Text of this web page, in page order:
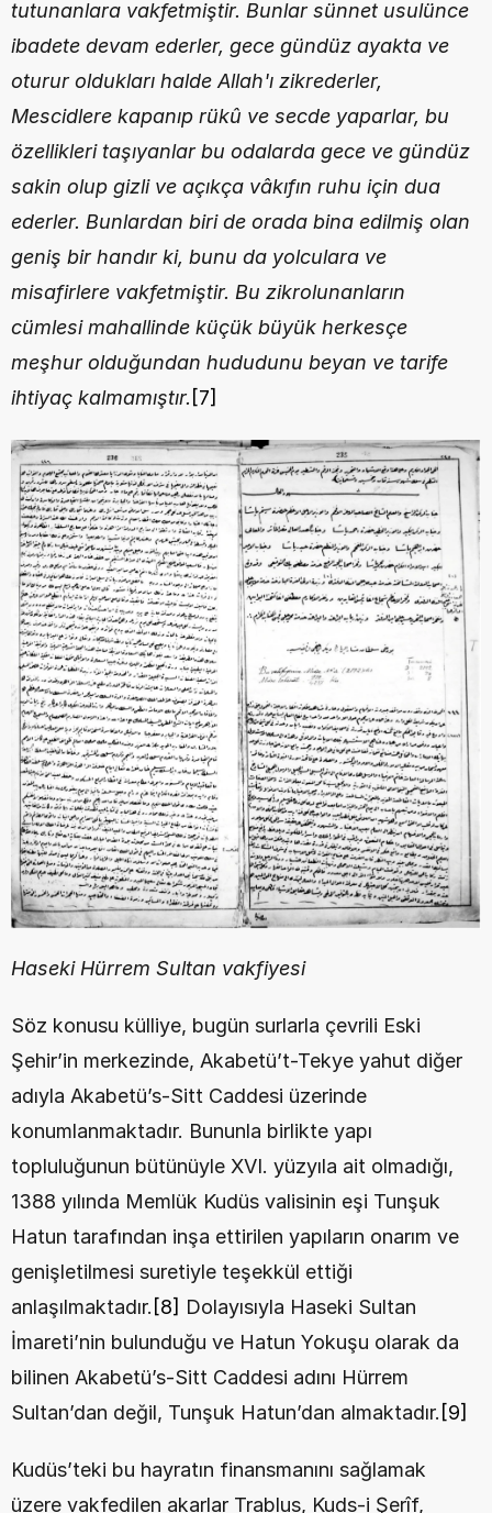
tutunanlara vakfetmiştir. Bunlar sünnet usulünce
ibadete devam ederler, gece gündüz ayakta ve
oturur oldukları halde Allah'ı zikrederler,
Mescidlere kapanıp rükû ve secde yaparlar, bu
özellikleri taşıyanlar bu odalarda gece ve gündüz
sakin olup gizli ve açıkça vâkıfın ruhu için dua
ederler. Bunlardan biri de orada bina edilmiş olan
geniş bir handır ki, bunu da yolculara ve
misafirlere vakfetmiştir. Bu zikrolunanların
cümlesi mahallinde küçük büyük herkesçe
meşhur olduğundan hududunu beyan ve tarife
ihtiyaç kalmamıştır. [7]
Haseki Hürrem Sultan vakfiyesi
Söz konusu külliye, bugün surlarla çevrili Eski
Şehir’in merkezinde, Akabetü’t-Tekye yahut diğer
adıyla Akabetü’s-Sitt Caddesi üzerinde
konumlanmaktadır. Bununla birlikte yapı
topluluğunun bütünüyle XVI. yüzyıla ait olmadığı,
1388 yılında Memlük Kudüs valisinin eşi Tunşuk
Hatun tarafından inşa ettirilen yapıların onarım ve
genişletilmesi suretiyle teşekkül ettiği
anlaşılmaktadır. [8] Dolayısıyla Haseki Sultan
İmareti’nin bulunduğu ve Hatun Yokuşu olarak da
bilinen Akabetü’s-Sitt Caddesi adını Hürrem
Sultan’dan değil, Tunşuk Hatun’dan almaktadır. [9]
Kudüs’teki bu hayratın finansmanını sağlamak
üzere vakfedilen akarlar Trablus, Kuds-i Şerîf,